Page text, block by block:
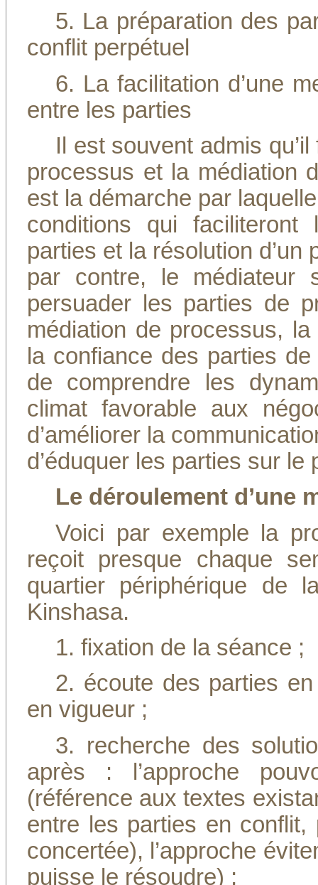
5. La préparation des
conflit perpétuel
6. La facilitation d’une
entre les parties
Il est souvent admis
processus et la médiation
est la démarche par
conditions qui faciliteront
parties et la résolution
par contre, le médiateur
persuader les parties de
médiation de processus,
la confiance des parties
de comprendre les
climat favorable aux
d’améliorer la
d’éduquer les parties sur
Le déroulement d’une
Voici par exemple la
reçoit presque chaque
quartier périphérique de
Kinshasa.
1. fixation de la séance ;
2. écoute des parties
en vigueur ;
3. recherche des
après : l’approche
(référence aux textes
entre les parties en
concertée), l’approche
puisse le résoudre) ;